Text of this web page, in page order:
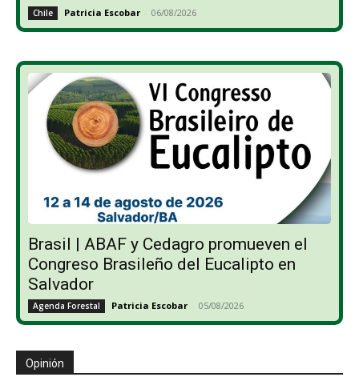
Chile Patricia Escobar - 06/08/2026
Brasil | ABAF y Cedagro promueven el
Congreso Brasileño del Eucalipto en
Salvador
Agenda Forestal Patricia Escobar - 05/08/2026
Opinión